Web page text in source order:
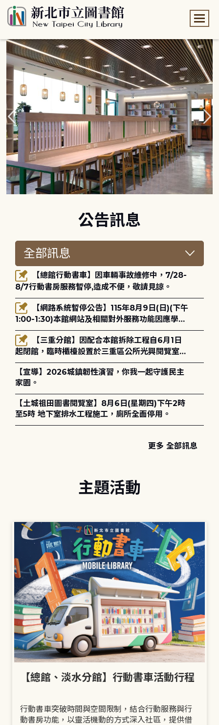
公告訊息
8/7行動書房服務暫停,造成不便，敬請見諒。
1:00-1:30)本館網站及相關對外服務功能因應學術
網路升級更新將暫停服務。
起閉館，臨時櫃檯設置於三重區公所光興閱覽室，
造成不便，敬請見諒。
【宣導】2026城鎮韌性演習，你我一起守護民主
家園。
【土城祖田圖書閱覽室】8月6日(星期四)下午2時
至5時 地下室排水工程施工，廁所全面停用。
更多 全部訊息
主題活動
【總館、淡水分館】行動書車活動行程
行動書車突破時間與空間限制，結合行動服務與行
動書房功能，以靈活機動的方式深入社區，提供借